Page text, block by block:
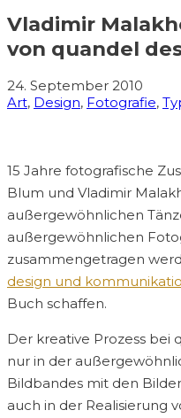
Vladimir
von quandel
24. September 2010
Art, Design, Fotografie,
15 Jahre fotografische
Blum und Vladimir
außergewöhnlichen
außergewöhnlichen
zusammengetragen
design und
Buch schaffen.
Der kreative Prozess bei
nur in der
Bildbandes mit den
auch in der Realisierung